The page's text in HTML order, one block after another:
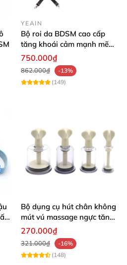
đời sống tình cảm và thử
khêu gợi với bộ thắt lưng
bằng da này. Mua ngay
YEAIN
Bộ roi da BDSM cao cấp
tăng khoái cảm mạnh mẽ
trải nghiệm mới
750.000₫
862.000₫
-13%
(149)
Bộ dụng cụ hút chân không
mút vú massage ngực tăng
khoái cảm
270.000₫
321.000₫
-16%
(148)